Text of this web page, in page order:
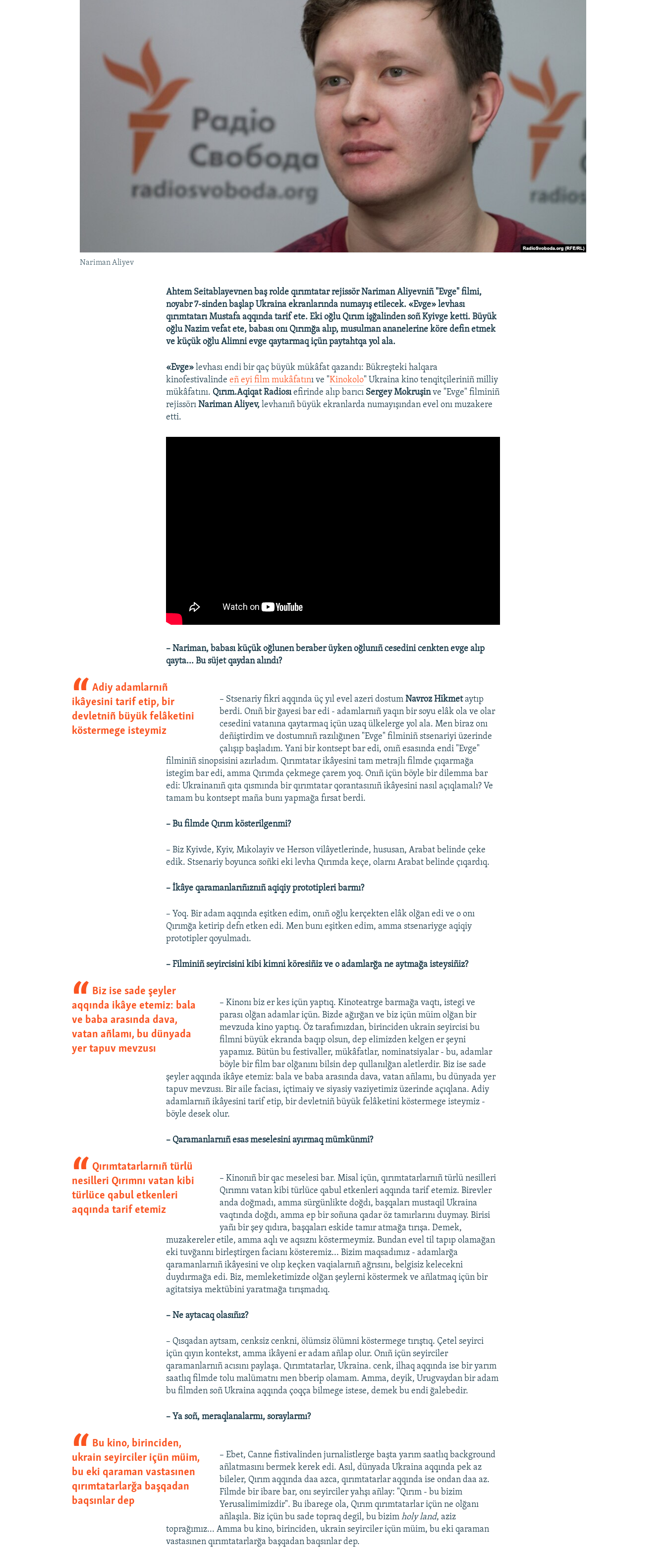
Nariman Aliyev
Ahtem Seitablayevnen baş rolde qırımtatar rejissör Nariman Aliyevniñ "Evge" filmi,
noyabr 7-sinden başlap Ukraina ekranlarında numayış etilecek. «Evge» levhası
qırımtatarı Mustafa aqqında tarif ete. Eki oğlu Qırım işğalinden soñ Kyivge ketti. Büyük
oğlu Nazim vefat ete, babası onı Qırımğa alıp, musulman ananelerine köre defin etmek
ve küçük oğlu Alimni evge qaytarmaq içün paytahtqa yol ala.
«Evge»levhası endi bir qaç büyük mükâfat qazandı: Bükreşteki halqara
kinofestivalindeeñ eyi film mukâfatını ve "Kinokolo" Ukraina kino tenqitçileriniñ milliy
mükâfatını.​ Qırım.Aqiqat Radiosıefirinde alıp barıcı Sergey Mokruşinve "Evge" filminiñ
rejissörıNariman Aliyev, levhanıñ büyük ekranlarda numayışından evel onı muzakere
etti.
– Nariman, babası küçük oğlunen beraber üyken oğlunıñ cesedini cenkten evge alıp
qayta... Bu süjet qaydan alındı?
Adiy adamlarnıñ
ikâyesini tarif etip, bir
devletniñ büyük felâketini
köstermege isteymiz
– Stsenariy fikri aqqında üç yıl evel azeri dostum Navroz Hikmetaytıp
berdi. Onıñ bir ğayesi bar edi - adamlarnıñ yaqın bir soyu elâk ola ve olar
cesedini vatanına qaytarmaq içün uzaq ülkelerge yol ala. Men biraz onı
deñiştirdim ve dostumnıñ razılığınen "Evge" filminiñ stsenariyi üzerinde
çalışıp başladım. Yani bir kontsept bar edi, onıñ esasında endi "Evge"
filminiñ sinopsisini azırladım. Qırımtatar ikâyesini tam metrajlı filmde çıqarmağa
istegim bar edi, amma Qırımda çekmege çarem yoq. Onıñ içün böyle bir dilemma bar
edi: Ukrainanıñ qıta qısmında bir qırımtatar qorantasınıñ ikâyesini nasıl açıqlamalı? Ve
tamam bu kontsept maña bunı yapmağa fırsat berdi.
–Bu filmde Qırım kösterilgenmi?
– Biz Kyivde, Kyiv, Mıkolayiv ve Herson vilâyetlerinde, hususan, Arabat belinde çeke
edik. Stsenariy boyunca soñki eki levha Qırımda keçe, olarnı Arabat belinde çıqardıq.
– İkâye qaramanlarıñıznıñ aqiqiy prototipleri barmı?
– Yoq. Bir adam aqqında eşitken edim, onıñ oğlu kerçekten elâk olğan edi ve o onı
Qırımğa ketirip defn etken edi. Men bunı eşitken edim, amma stsenariyge aqiqiy
prototipler qoyulmadı.
– Filminiñ seyircisini kibi kimni köresiñiz ve o adamlarğa ne aytmağa isteysiñiz?
Biz ise sade şeyler
aqqında ikâye etemiz: bala
ve baba arasında dava,
vatan añlamı, bu dünyada
yer tapuv mevzusı
– Kinonı biz er kes içün yaptıq. Kinoteatrge barmağa vaqtı, istegi ve
parası olğan adamlar içün. Bizde ağırğan ve biz içün müim olğan bir
mevzuda kino yaptıq. Öz tarafımızdan, birinciden ukrain seyircisi bu
filmni büyük ekranda baqıp olsun, dep elimizden kelgen er şeyni
yapamız. Bütün bu festivaller, mükâfatlar, nominatsiyalar - bu, adamlar
böyle bir film bar olğanını bilsin dep qullanılğan aletlerdir. Biz ise sade
şeyler aqqında ikâye etemiz: bala ve baba arasında dava, vatan añlamı, bu dünyada yer
tapuv mevzusı. Bir aile faciası, içtimaiy ve siyasiy vaziyetimiz üzerinde açıqlana. Adiy
adamlarnıñ ikâyesini tarif etip, bir devletniñ büyük felâketini köstermege isteymiz -
böyle desek olur.
– Qaramanlarnıñ esas meselesini ayırmaq mümkünmi?
Qırımtatarlarnıñ türlü
nesilleri Qırımnı vatan kibi
türlüce qabul etkenleri
aqqında tarif etemiz
– Kinonıñ bir qac meselesi bar. Misal içün, qırımtatarlarnıñ türlü nesilleri
Qırımnı vatan kibi türlüce qabul etkenleri aqqında tarif etemiz. Birevler
anda doğmadı, amma sürgünlikte doğdı, başqaları mustaqil Ukraina
vaqtında doğdı, amma ep bir soñuna qadar öz tamırlarını duymay. Birisi
yañı bir şey qıdıra, başqaları eskide tamır atmağa tırışa. Demek,
muzakereler etile, amma aqlı ve aqsıznı köstermeymiz. Bundan evel til tapıp olamağan
eki tuvğannı birleştirgen facianı kösteremiz... Bizim maqsadımız - adamlarğa
qaramanlarnıñ ikâyesini ve olıp keçken vaqialarnıñ ağrısını, belgisiz kelecekni
duydırmağa edi. Biz, memleketimizde olğan şeylerni köstermek ve añlatmaq içün bir
agitatsiya mektübini yaratmağa tırışmadıq.
– Ne aytacaq olasıñız?
– Qısqadan aytsam, cenksiz cenkni, ölümsiz ölümni köstermege tırıştıq. Çetel seyirci
içün qıyın kontekst, amma ikâyeni er adam añlap olur. Onıñ içün seyirciler
qaramanlarnıñ acısını paylaşa. Qırımtatarlar, Ukraina. cenk, ilhaq aqqında ise bir yarım
saatlıq filmde tolu malümatnı men bberip olamam. Amma, deyik, Urugvaydan bir adam
bu filmden soñ Ukraina aqqında çoqça bilmege istese, demek bu endi ğalebedir.
– Ya soñ, meraqlanalarmı, soraylarmı?
Bu kino, birinciden,
ukrain seyirciler içün müim,
bu eki qaraman vastasınen
qırımtatarlarğa başqadan
baqsınlar dep
– Ebet, Canne fistivalinden jurnalistlerge başta yarım saatlıq background
añlatmasını bermek kerek edi. Asıl, dünyada Ukraina aqqında pek az
bileler, Qırım aqqında daa azca, qırımtatarlar aqqında ise ondan daa az.
Filmde bir ibare bar, onı seyirciler yahşı añlay: "Qırım - bu bizim
Yerusalimimizdir". Bu ibarege ola, Qırım qırımtatarlar içün ne olğanı
añlaşıla. Biz içün bu sade topraq degil, bu bizim holy land, aziz
toprağımız... Amma bu kino, birinciden, ukrain seyirciler içün müim, bu eki qaraman
vastasınen qırımtatarlarğa başqadan baqsınlar dep.